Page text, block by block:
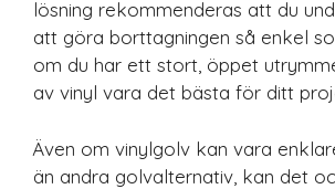
lösning rekommenderas att du
att göra borttagningen så enkel
om du har ett stort, öppet
av vinyl vara det bästa för ditt
Även om vinylgolv kan vara
än andra golvalternativ, kan det